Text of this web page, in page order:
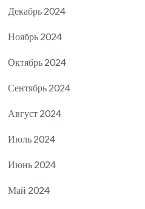
Декабрь 2024
Ноябрь 2024
Октябрь 2024
Сентябрь 2024
Август 2024
Июль 2024
Июнь 2024
Май 2024